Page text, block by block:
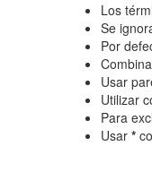
Fecha
Los
Se
Por
Usar
Utilizar
Para
Usar *